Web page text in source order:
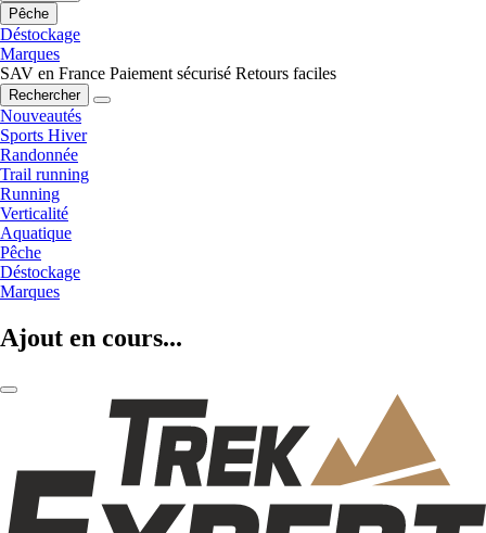
Pêche
Déstockage
Marques
SAV en France Paiement sécurisé Retours faciles
Rechercher
Nouveautés
Sports Hiver
Randonnée
Trail running
Running
Verticalité
Aquatique
Pêche
Déstockage
Marques
Ajout en cours...